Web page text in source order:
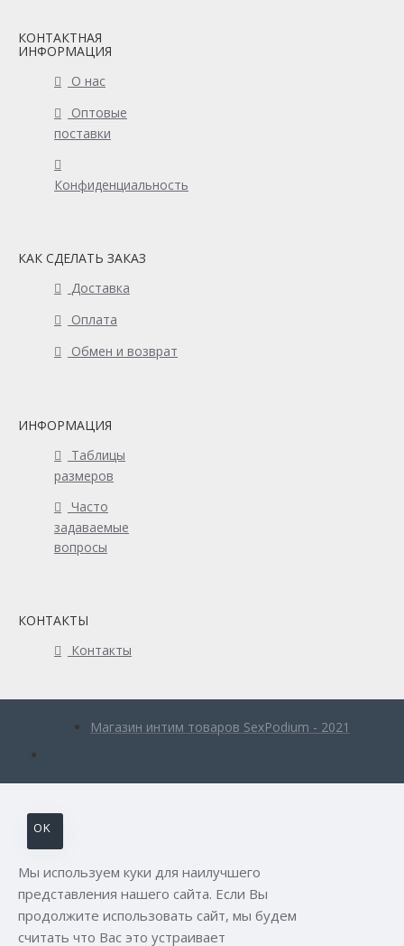
КОНТАКТНАЯ
ИНФОРМАЦИЯ
О нас
Оптовые
поставки
Конфиденциальность
КАК СДЕЛАТЬ ЗАКАЗ
Доставка
Оплата
Обмен и возврат
ИНФОРМАЦИЯ
Таблицы
размеров
Часто
задаваемые
вопросы
КОНТАКТЫ
Контакты
Магазин интим товаров SexPodium - 2021
OK
Мы используем куки для наилучшего
представления нашего сайта. Если Вы
продолжите использовать сайт, мы будем
считать что Вас это устраивает